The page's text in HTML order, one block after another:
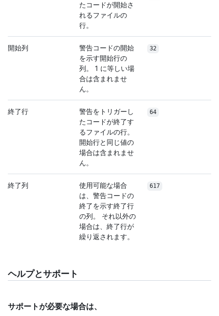
たコードが開始さ
れるファイルの
行。
開始列
警告コードの開始
を示す開始行の
列。 1 に等しい場
合は含まれませ
ん。
32
終了行
警告をトリガーし
たコードが終了す
るファイルの行。
開始行と同じ値の
場合は含まれませ
ん。
64
終了列
使用可能な場合
は、警告コードの
終了を示す終了行
の列。 それ以外の
場合は、終了行が
繰り返されます。
617
ヘルプとサポート
サポートが必要な場合は、